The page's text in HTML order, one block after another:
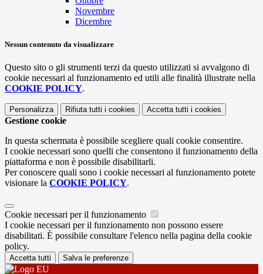
Novembre
Dicembre
Nessun contenuto da visualizzare
Questo sito o gli strumenti terzi da questo utilizzati si avvalgono di
cookie necessari al funzionamento ed utili alle finalità illustrate nella
COOKIE POLICY.
Personalizza Rifiuta tutti i cookies Accetta tutti i cookies
Gestione cookie
In questa schermata è possibile scegliere quali cookie consentire.
I cookie necessari sono quelli che consentono il funzionamento della
piattaforma e non è possibile disabilitarli.
Per conoscere quali sono i cookie necessari al funzionamento potete
visionare la COOKIE POLICY.
Cookie necessari per il funzionamento
I cookie necessari per il funzionamento non possono essere
disabilitati. È possibile consultare l'elenco nella pagina della cookie
policy.
Accetta tutti Salva le preferenze